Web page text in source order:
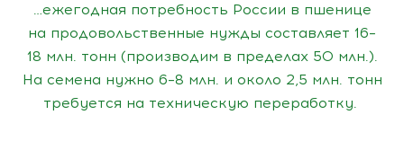
…ежегодная потребность России в пшенице
на продовольственные нужды составляет 16–
18 млн. тонн (производим в пределах 50 млн.).
На семена нужно 6–8 млн. и около 2,5 млн. тонн
требуется на техническую переработку.